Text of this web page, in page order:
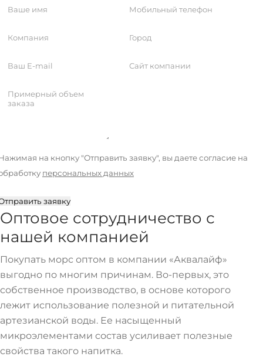
на кнопку "Отправить заявку", вы даете согласие на
персональных данных
заявку
Оптовое сотрудничество с
нашей компанией
Покупать морс оптом в компании «Аквалайф»
выгодно по многим причинам. Во-первых, это
собственное производство, в основе которого
лежит использование полезной и питательной
артезианской воды. Ее насыщенный
микроэлементами состав усиливает полезные
свойства такого напитка.